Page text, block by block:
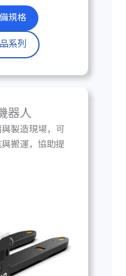
規格
系列
器人
製造現場，可
搬運，協助提